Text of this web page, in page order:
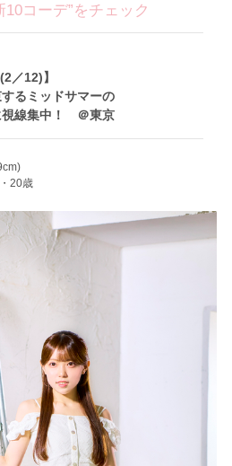
10コーデ”をチェック
／12)】
るミッドサマーの
視線集中！ ＠東京
20歳